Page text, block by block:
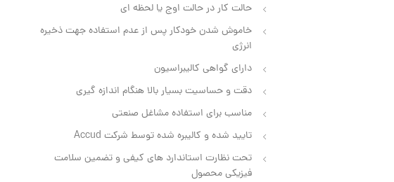
حالت کار در حالت اوج یا لحظه‌ ای
خاموش شدن خودکار پس از عدم استفاده جهت ذخیره
انرژی
دارای گواهی کالیبراسیون
دقت و حساسیت بسیار بالا هنگام اندازه گیری
مناسب برای استفاده مشاغل صنعتی
تایید شده و کالیبره شده توسط شرکت Accud
تحت نظارت استاندارد های کیفی و تضمین سلامت
فیزیکی محصول